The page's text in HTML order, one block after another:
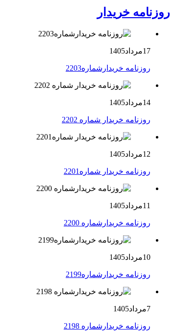
روزنامه خریدار
17مرداد1405
روزنامه خریدارشماره2203
14مرداد1405
روزنامه خریدار شماره 2202
12مرداد1405
روزنامه خریدار شماره2201
11مرداد1405
روزنامه خریدارشماره 2200
10مرداد1405
روزنامه خریدارشماره2199
7مرداد1405
روزنامه خریدارشماره 2198